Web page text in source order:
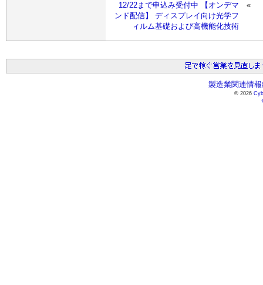
12/22まで申込み受付中 【オンデマ
ンド配信】 ディスプレイ向け光学フ
ィルム基礎および高機能化技術
製造業関連情
© 2026